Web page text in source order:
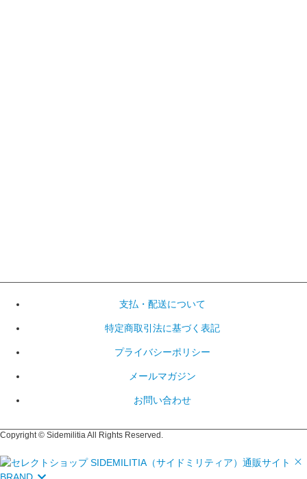
支払・配送について
特定商取引法に基づく表記
プライバシーポリシー
メールマガジン
お問い合わせ
Copyright © Sidemilitia All Rights Reserved.